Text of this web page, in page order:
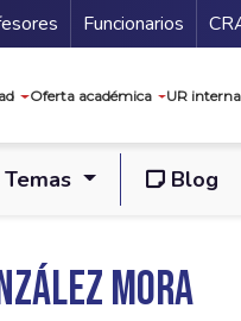
Funcionarios
Oferta académica UR
Temas Blog
Mora